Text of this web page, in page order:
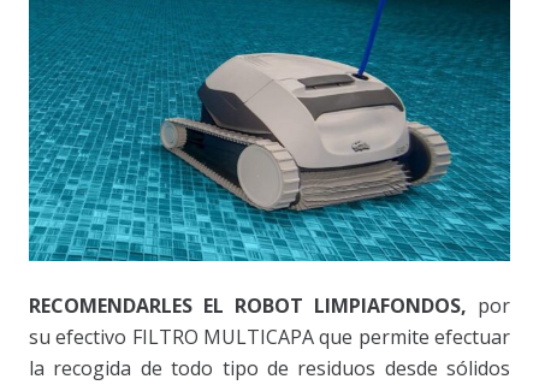
RECOMENDARLES EL ROBOT LIMPIAFONDOS, por
su efectivo FILTRO MULTICAPA que permite efectuar
la recogida de todo tipo de residuos desde sólidos